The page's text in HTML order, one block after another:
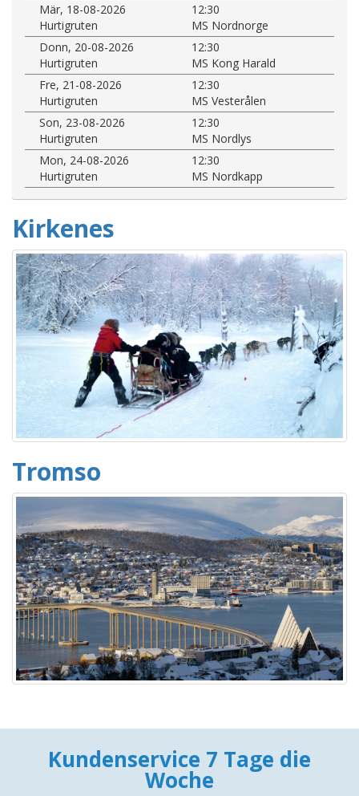
Mär, 18-08-2026
12:30
Hurtigruten
MS Nordnorge
Donn, 20-08-2026
12:30
Hurtigruten
MS Kong Harald
Fre, 21-08-2026
12:30
Hurtigruten
MS Vesterålen
Son, 23-08-2026
12:30
Hurtigruten
MS Nordlys
Mon, 24-08-2026
12:30
Hurtigruten
MS Nordkapp
Kirkenes
Tromso
Kundenservice 7 Tage die
Woche